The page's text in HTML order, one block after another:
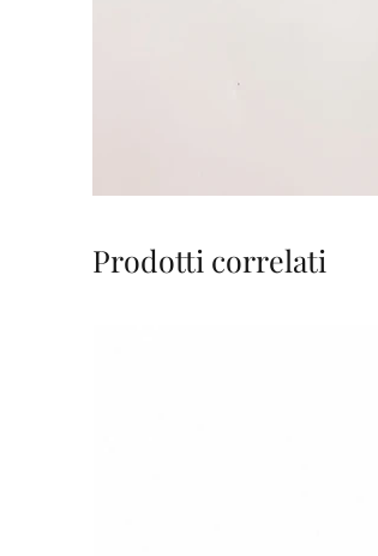
Prodotti correlati